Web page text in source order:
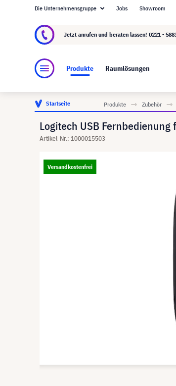
Über visunext.de
Die Unternehmensgruppe Jobs Showroom
Jetzt anrufen und beraten lassen! 0221 -
Produkte Raumlösungen
Startseite Produkte Zubehör
Logitech USB
Artikel-Nr.: 1000015503
Versandkostenfrei